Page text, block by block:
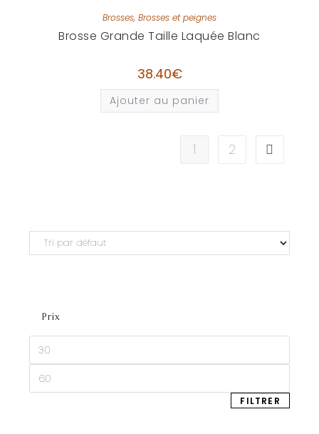
Brosses, Brosses et peignes
Brosse Grande Taille Laquée Blanc
38.40€
Ajouter au panier
1 2
Prix
FILTRER